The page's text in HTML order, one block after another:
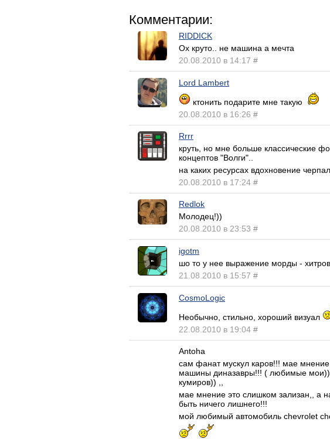
Комментарии:
RIDDICK
Ох круто.. не машина а мечта
20.08.2010 в 14:17 #
Lord Lambert
ктонить подарите мне такую
20.08.2010 в 16:26 #
Rrrr
круть, но мне больше классические
концептов "Волги"..
на каких ресурсах вдохновение
20.08.2010 в 17:24 #
Redlok
Молодец!))
20.08.2010 в 23:53 #
igotm
шо то у нее выражение морды -
21.08.2010 в 15:57 #
CosmoLogic
Необычно, стильно, хороший визуал
22.08.2010 в 19:04 #
Antoha
сам фанат мускул каров!!! мае мнение
машины диназавры!!! ( любимые
кумиров)) ,,
мае мнение это слишком зализан,, а
быть ничего лишнего!!!
мой любимый автомобиль chevrolet